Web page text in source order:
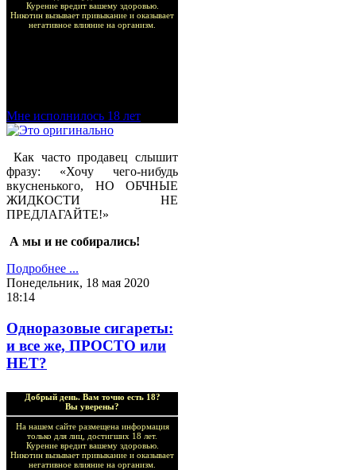
Курение вредит вашему здоровью.
Никотин вызывает привыкание и оказывает
негативное влияние на организм.
Мне исполнилось 18 лет
Как часто продавец слышит
фразу: «Хочу чего-нибудь
вкусненького, НО ОБЧНЫЕ
ЖИДКОСТИ НЕ
ПРЕДЛАГАЙТЕ!»
А мы и не собирались!
Подробнее ...
Понедельник, 18 мая 2020
18:14
Одноразовые сигареты:
и все же, ПРОСТО или
НЕТ?
Добрый день. Вам точно есть 18?
Вы уверены?
На нашем сайте размещена информация
только для лиц, достигших 18 лет.
Курение вредит вашему здоровью.
Никотин вызывает привыкание и оказывает
негативное влияние на организм.